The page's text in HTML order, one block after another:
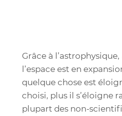
Grâce à
l’espace est en
quelque chose est
choisi, plus il s’éloigne
plupart des non-